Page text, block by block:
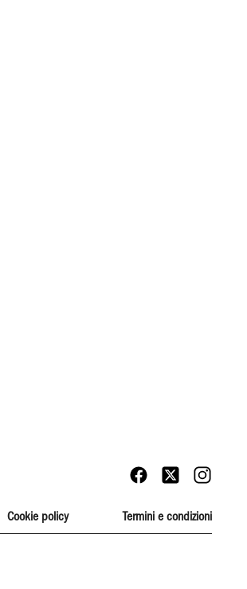
Cookie policy Termini e condizioni